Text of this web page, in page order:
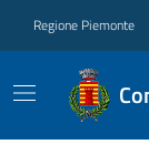
Regione Piemonte